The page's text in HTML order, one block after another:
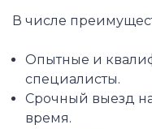
В числе
Опытные и
специалисты.
Срочный выезд
время.